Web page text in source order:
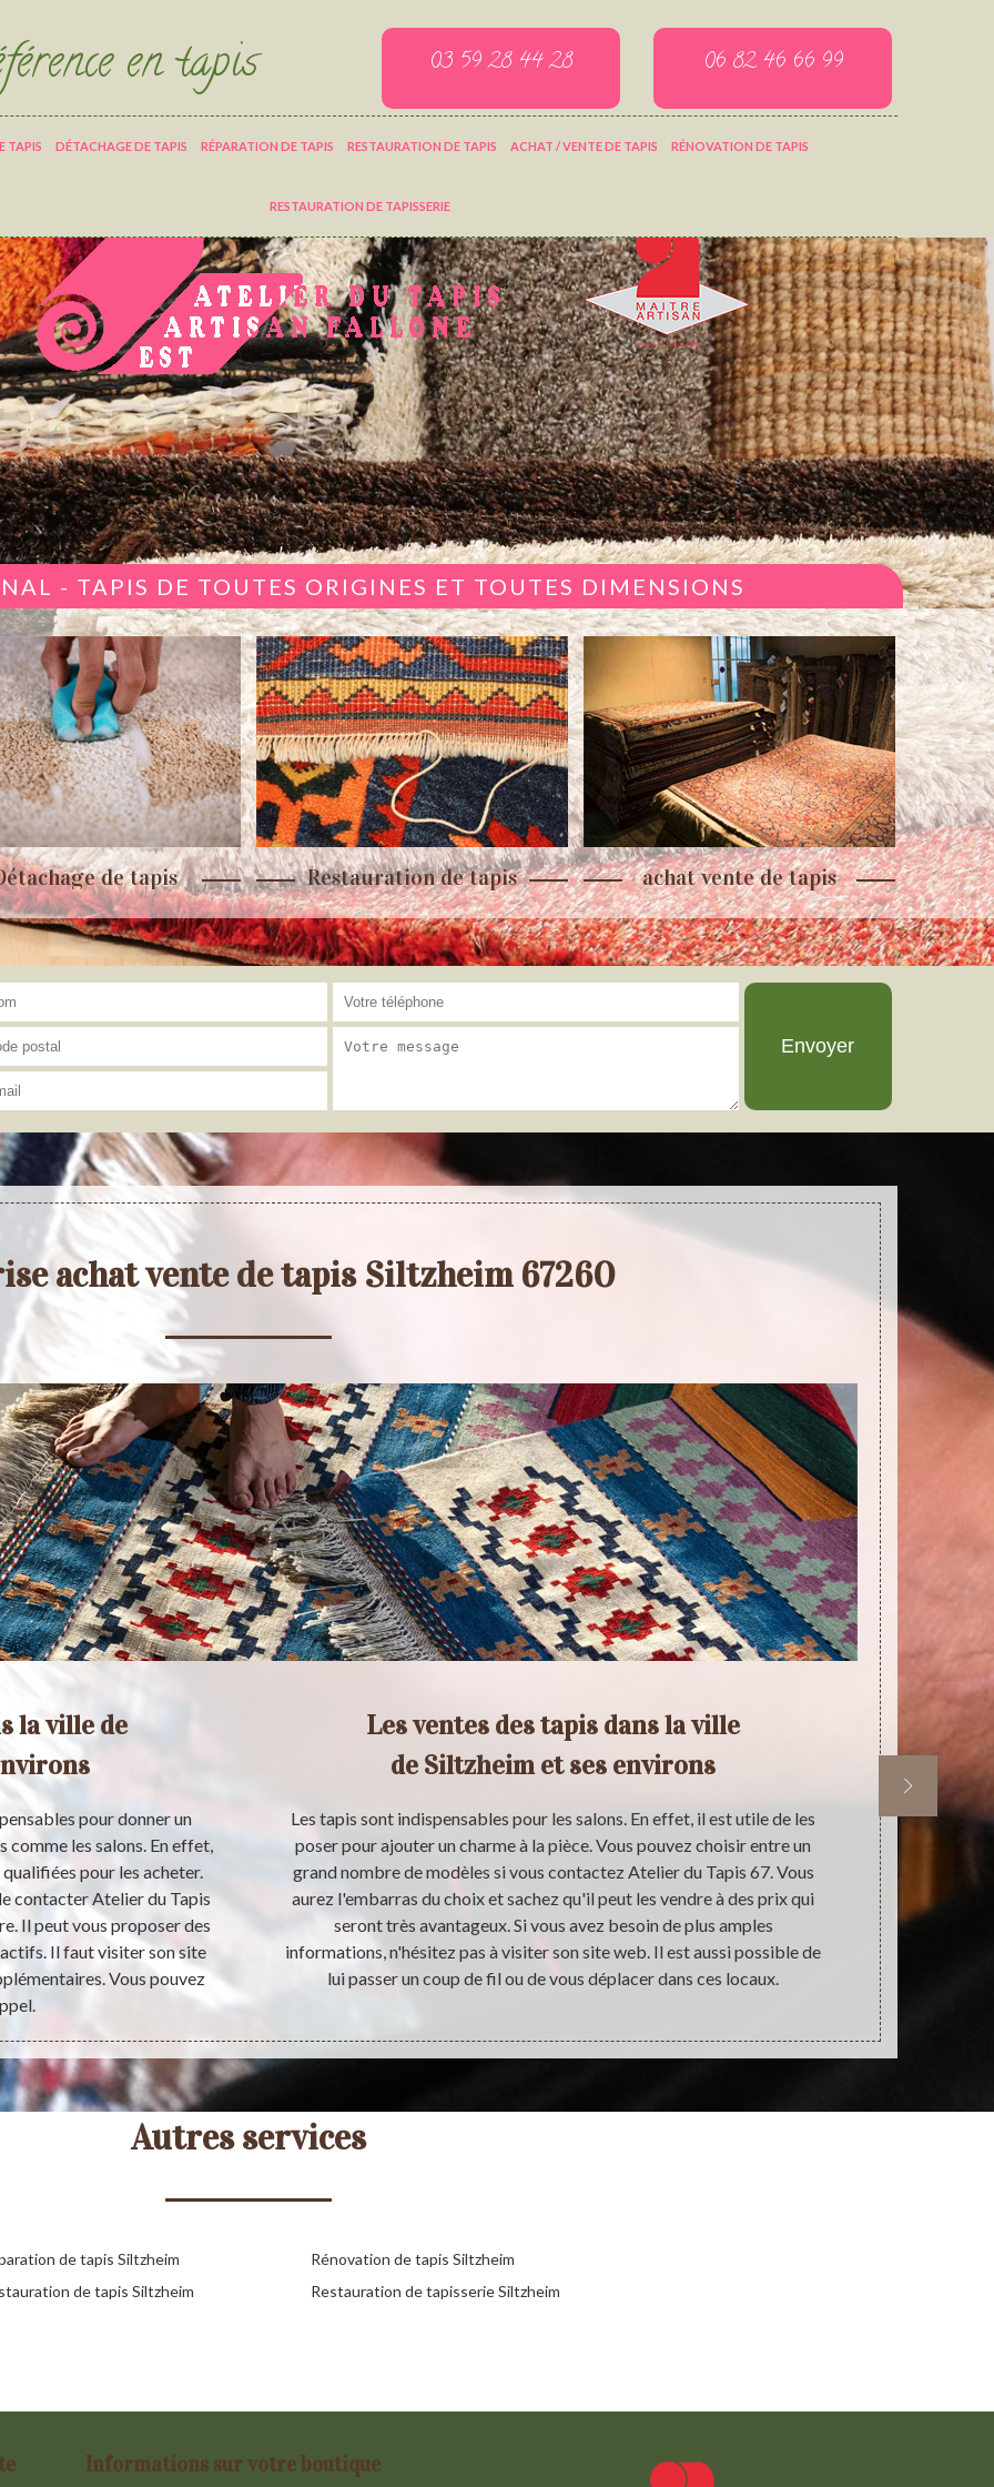
en tapis 03 59 28 44 28 06 82 46 66 99
TAPIS DÉTACHAGE DE TAPIS RÉPARATION DE TAPIS RESTAURATION DE TAPIS ACHAT / VENTE DE TAPIS RÉNOVATION DE TAPIS
RESTAURATION DE TAPISSERIE
- TAPIS DE TOUTES ORIGINES ET TOUTES DIMENSIONS
de tapis Restauration de tapis achat vente de tapis
achat vente de tapis Siltzheim 67260
la ville de
pour donner un
comme les salons. En effet,
pour les acheter.
contacter Atelier du Tapis
Il peut vous proposer des
Il faut visiter son site
Vous pouvez
Les ventes des tapis dans la ville
de Siltzheim et ses environs
Les tapis sont indispensables pour les salons. En effet, il est utile de les
poser pour ajouter un charme à la pièce. Vous pouvez choisir entre un
grand nombre de modèles si vous contactez Atelier du Tapis 67. Vous
aurez l'embarras du choix et sachez qu'il peut les vendre à des prix qui
seront très avantageux. Si vous avez besoin de plus amples
informations, n'hésitez pas à visiter son site web. Il est aussi possible de
lui passer un coup de fil ou de vous déplacer dans ces locaux.
Les
qu'il peut se
Autres services
de tapis Siltzheim
de tapis Siltzheim
Rénovation de tapis Siltzheim
Restauration de tapisserie Siltzheim
Informations sur votre boutique